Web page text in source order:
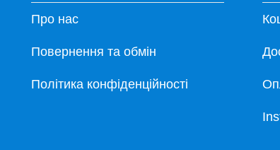
Про нас
Повернення та обмін
Політика конфіденційності